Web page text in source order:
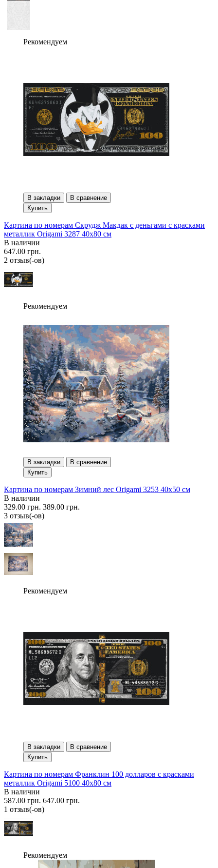
Рекомендуем
В закладки
В сравнение
Купить
Картина по номерам Скрудж Макдак с деньгами с красками
металлик Origami 3287 40x80 см
В наличии
647.00 грн.
2 отзыв(-ов)
Рекомендуем
В закладки
В сравнение
Купить
Картина по номерам Зимний лес Origami 3253 40x50 см
В наличии
329.00 грн. 389.00 грн.
3 отзыв(-ов)
Рекомендуем
В закладки
В сравнение
Купить
Картина по номерам Франклин 100 долларов с красками
металлик Origami 5100 40x80 см
В наличии
587.00 грн. 647.00 грн.
1 отзыв(-ов)
Рекомендуем